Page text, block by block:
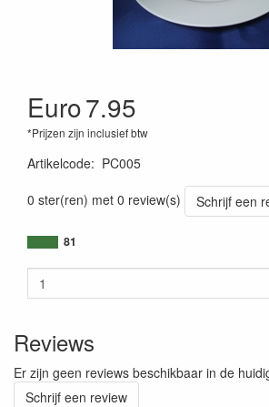
Euro7.95
*Prijzen zijn inclusief btw
Artikelcode: PC005
0 ster(ren) met 0 review(s)
Schrijf een
81
Reviews
Er zijn geen reviews beschikbaar in de
Schrijf een review